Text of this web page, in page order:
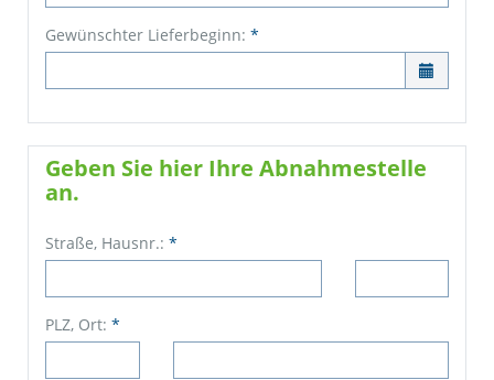
Gewünschter Lieferbeginn: *

Geben Sie hier Ihre Abnahmestelle
an.
Straße, Hausnr.: *
PLZ, Ort: *